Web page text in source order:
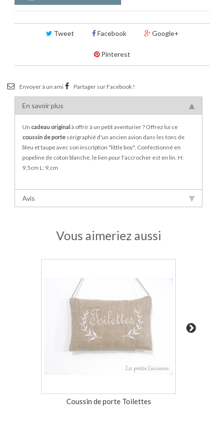
Tweet Facebook Google+
Pinterest
Envoyer à un ami Partager sur Facebook !
En savoir plus
Un cadeau originalà offrir à un petit aventurier ? Offrez lui ce
coussin de porte sérigraphié d'un ancien avion dans les tons de
bleu et taupe avec son inscrIption "little boy". Confectionné en
popeline de coton blanche, le lien pour l'accrocher est en lin. H:
9,5cm L: 9,cm
Avis
Vous aimeriez aussi
Coussin de porte Toilettes